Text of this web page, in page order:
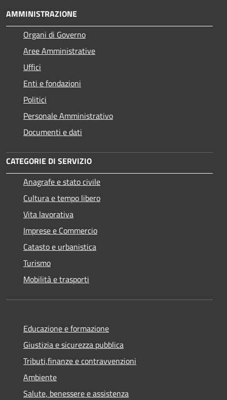
AMMINISTRAZIONE
Organi di Governo
Aree Amministrative
Uffici
Enti e fondazioni
Politici
Personale Amministrativo
Documenti e dati
CATEGORIE DI SERVIZIO
Anagrafe e stato civile
Cultura e tempo libero
Vita lavorativa
Imprese e Commercio
Catasto e urbanistica
Turismo
Mobilità e trasporti
Educazione e formazione
Giustizia e sicurezza pubblica
Tributi,finanze e contravvenzioni
Ambiente
Salute, benessere e assistenza